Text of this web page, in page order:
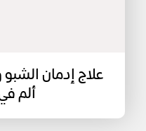
علاج إدمان
ألم في 3